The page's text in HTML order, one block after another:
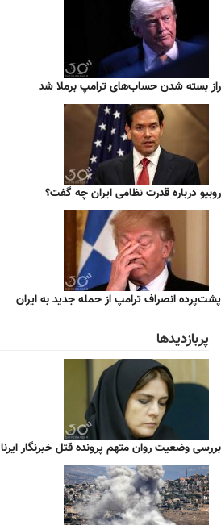
راز بسته شدن حساب‌های ترامپ برملا شد
روبیو درباره قدرت نظامی ایران چه گفت؟
پشت‌پرده انصراف ترامپ از حمله جدید به ایران
پربازدیدها
بررسی وضعیت روان متهم پرونده قتل خبرنگار ایرنا